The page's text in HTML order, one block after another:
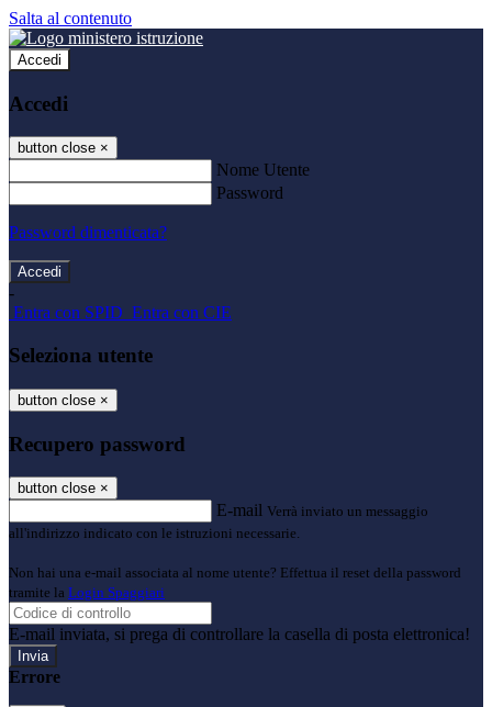
Salta al contenuto
Accedi
Accedi
button close ×
Nome Utente
Password
Password dimenticata?
-
Entra con SPID Entra con CIE
Seleziona utente
button close ×
Recupero password
button close ×
E-mail Verrà inviato un messaggio
all'indirizzo indicato con le istruzioni necessarie.
Non hai una e-mail associata al nome utente? Effettua il reset della password
tramite la Login Spaggiari
E-mail inviata, si prega di controllare la casella di posta elettronica!
Errore